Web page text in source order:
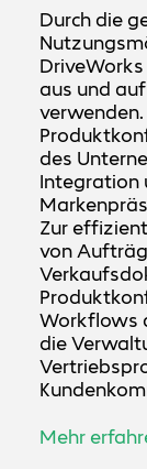
Durch die
aus und
des
Integration
Zur
von
Workflows
die
Mehr